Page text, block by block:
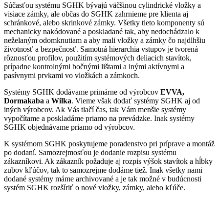
Súčasťou systému SGHK bývajú väčšinou cylindrické vložky a
visiace zámky, ale občas do SGHK zahrnieme pre klienta aj
schránkové, alebo skrinkové zámky. Všetky tieto komponenty sú
mechanicky nakódované a poskladané tak, aby nedochádzalo k
neželaným odomknutiam a aby mali vložky a zámky čo najdlhšiu
životnosť a bezpečnosť. Samotná hierarchia vstupov je tvorená
rôznosťou profilov, použitím systémových deliacich stavítok,
prípadne kontrolnými bočnými lištami a inými aktívnymi a
pasívnymi prvkami vo vložkách a zámkoch.
Systémy SGHK dodávame primárne od výrobcov EVVA,
Dormakaba a Wilka. Vieme však dodať systémy SGHK aj od
iných výrobcov. Ak Vás tlačí čas, tak Vám menšie systémy
vypočítame a poskladáme priamo na prevádzke. Inak systémy
SGHK objednávame priamo od výrobcov.
K systémom SGHK poskytujeme poradenstvo pri príprave a montáž
po dodaní. Samozrejmosťou je dodanie rozpisu systému
zákazníkovi. Ak zákazník požaduje aj rozpis výšok stavítok a hĺbky
zubov kľúčov, tak to samozrejme dodáme tiež. Inak všetky nami
dodané systémy máme archivované a je tak možné v budúcnosti
systém SGHK rozšíriť o nové vložky, zámky, alebo kľúče.